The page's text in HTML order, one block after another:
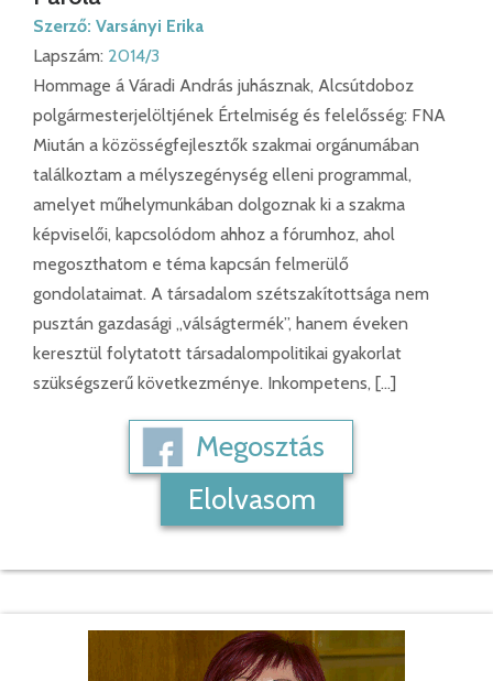
Szerző: Varsányi Erika
Lapszám: 2014/3
Hommage á Váradi András juhásznak, Alcsútdoboz
polgármesterjelöltjének Értelmiség és felelősség: FNA
Miután a közösségfejlesztők szakmai orgánumában
találkoztam a mélyszegénység elleni programmal,
amelyet műhelymunkában dolgoznak ki a szakma
képviselői, kapcsolódom ahhoz a fórumhoz, ahol
megoszthatom e téma kapcsán felmerülő
gondolataimat. A társadalom szétszakítottsága nem
pusztán gazdasági „válságtermék”, hanem éveken
keresztül folytatott társadalompolitikai gyakorlat
szükségszerű következménye. Inkompetens, […]
Megosztás
Elolvasom